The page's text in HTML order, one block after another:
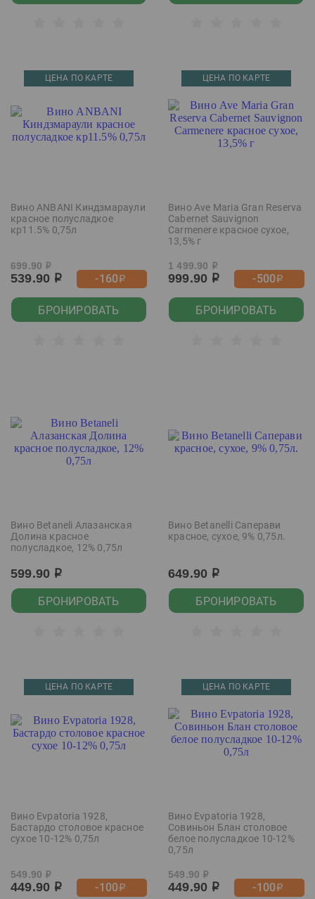
ЦЕНА ПО КАРТЕ
Вино ANBANI Киндзмараули
красное полусладкое
кр11.5% 0,75л
699.90 р
539.90 р -160р
БРОНИРОВАТЬ
ЦЕНА ПО КАРТЕ
Вино Ave Maria Gran Reserva
Cabernet Sauvignon
Carmenere красное сухое,
13,5% г
1 499.90 р
999.90 р -500р
БРОНИРОВАТЬ
Вино Betaneli Алазанская
Долина красное
полусладкое, 12% 0,75л
599.90 р
БРОНИРОВАТЬ
Вино Betanelli Саперави
красное, сухое, 9% 0,75л.
649.90 р
БРОНИРОВАТЬ
ЦЕНА ПО КАРТЕ
Вино Evpatoria 1928,
Бастардо столовое красное
сухое 10-12% 0,75л
549.90 р
449.90 р -100р
ЦЕНА ПО КАРТЕ
Вино Evpatoria 1928,
Совиньон Блан столовое
белое полусладкое 10-12%
0,75л
549.90 р
449.90 р -100р